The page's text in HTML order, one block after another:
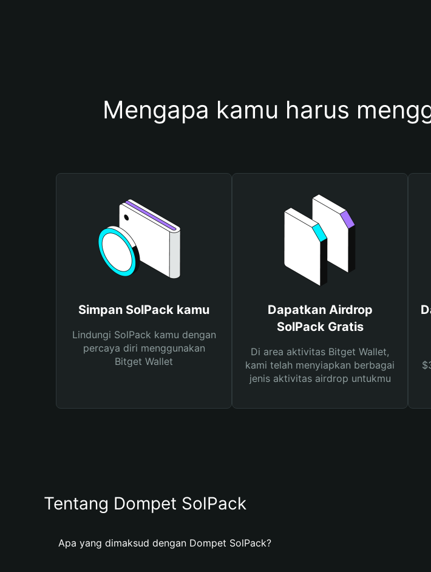
Mengapa kamu harus
Simpan SolPack kamu
Lindungi SolPack kamu dengan
percaya diri menggunakan
Bitget Wallet
Dapatkan Airdrop
SolPack Gratis
Di area aktivitas Bitget Wallet,
kami telah menyiapkan berbagai
jenis aktivitas airdrop untukmu
Tentang Dompet SolPack
Apa yang dimaksud dengan Dompet SolPack?